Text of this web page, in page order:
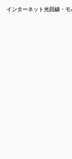
インターネット光回線・